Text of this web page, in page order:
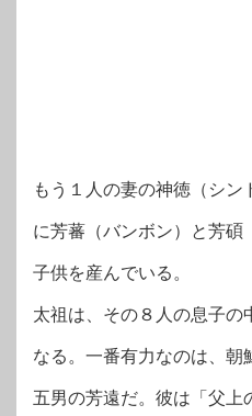
もう１人の妻の神徳（シン
に芳蕃（バンボン）と芳碩
子供を産んでいる。
太祖は、その８人の息子の
なる。一番有力なのは、朝
五男の芳遠だ。彼は「父上